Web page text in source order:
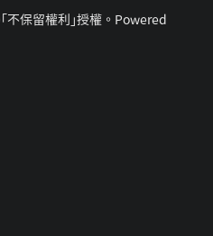
不保留權利｣授權。Powered